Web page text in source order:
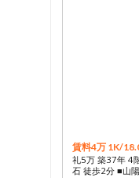
賃料4万 1K/
礼5万 築37年 4
石 徒歩2分 ■山